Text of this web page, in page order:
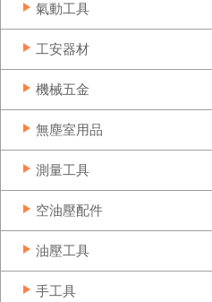
氣動工具
工安器材
機械五金
無塵室用品
測量工具
空油壓配件
油壓工具
手工具